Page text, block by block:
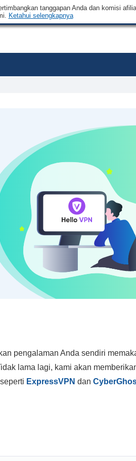
tanggapan Anda dan komisi
Ketahui selengkapnya
pengalaman Anda sendiri
lama lagi, kami akan
ExpressVPN dan